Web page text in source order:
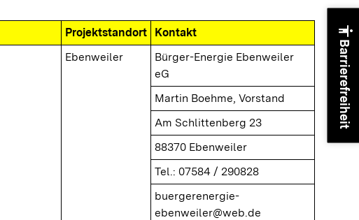
Projektstandort
Kontakt
Ebenweiler
Bürger-Energie Ebenweiler
eG
Martin Boehme, Vorstand
Am Schlittenberg 23
88370 Ebenweiler
Tel.: 07584 / 290828
buergerenergie-
ebenweiler@web.de
accessibility
Barrierefreiheit